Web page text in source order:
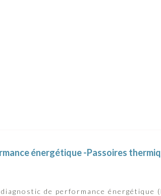
énergétique -Passoires
diagnostic de performance